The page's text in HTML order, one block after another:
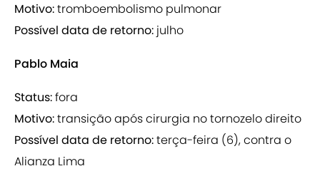
Motivo:tromboembolismo pulmonar
Possível data de retorno: julho
Pablo Maia
Status:fora
Motivo:transição após cirurgia no tornozelo direito
Possível data de retorno:terça-feira (6), contra o
Alianza Lima